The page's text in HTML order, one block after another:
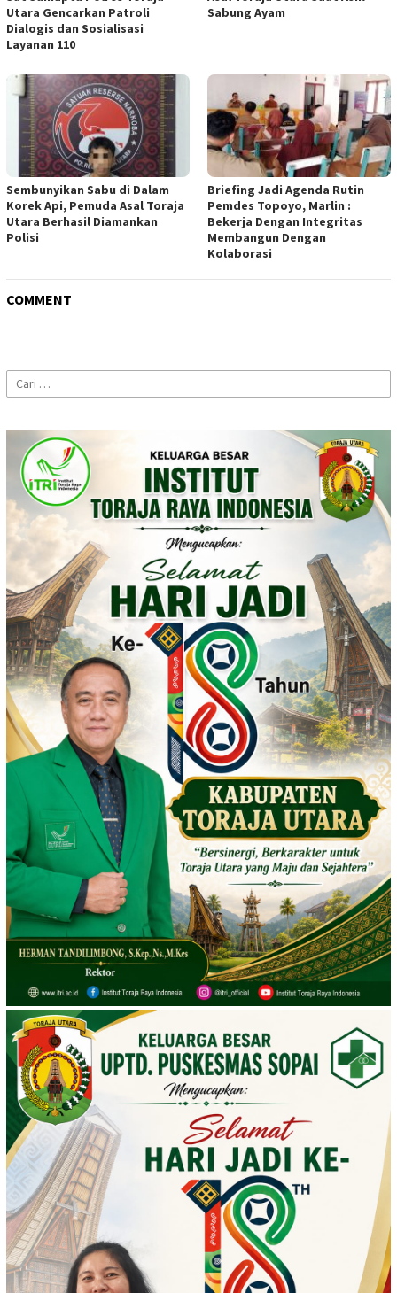
Utara Gencarkan Patroli
Dialogis dan Sosialisasi
Layanan 110
Sabung Ayam
Sembunyikan Sabu di Dalam
Korek Api, Pemuda Asal Toraja
Utara Berhasil Diamankan
Polisi
Briefing Jadi Agenda Rutin
Pemdes Topoyo, Marlin :
Bekerja Dengan Integritas
Membangun Dengan
Kolaborasi
COMMENT
Cari
untuk: